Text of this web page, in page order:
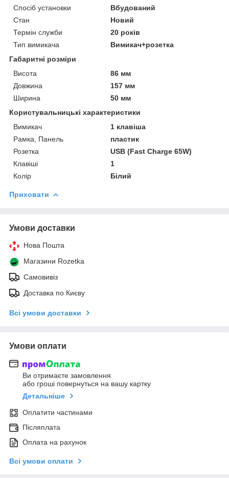
Спосіб установки
Вбудований
Стан
Новий
Термін служби
20 років
Тип вимикача
Вимикач+розетка
Габаритні розміри
Висота
86 мм
Довжина
157 мм
Ширина
50 мм
Користувальницькі характеристики
Вимикач
1 клавіша
Рамка, Панель
пластик
Розетка
USB (Fast Charge 65W)
Клавіші
1
Колір
Білий
Приховати
Умови доставки
Нова Пошта
Магазини Rozetka
Самовивіз
Доставка по Києву
Всі умови доставки
Умови оплати
Ви отримаєте замовлення
або гроші повернуться на вашу картку
Детальніше
Оплатити частинами
Післяплата
Оплата на рахунок
Всі умови оплати